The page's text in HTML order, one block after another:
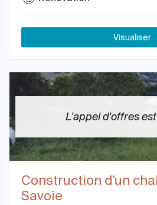
Visualiser
L'appel d'offres
Construction d'un
Savoie